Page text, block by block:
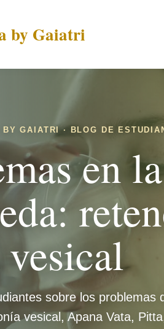
by Gaiatri
BY GAIATRI · BLOG DE
en
sobre los problemas
vesical, Apana Vata,